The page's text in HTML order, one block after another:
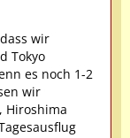
wir
Tokyo
es noch 1-2
wir
Hiroshima